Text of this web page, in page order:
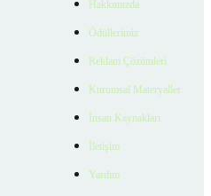
Hakkımızda
Ödüllerimiz
Reklam Çözümleri
Kurumsal Materyaller
İnsan Kaynakları
İletişim
Yardım